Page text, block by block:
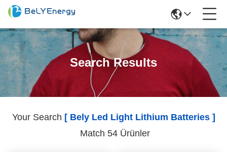
Search Results
Your Search [ Bely Led Light Lithium Batteries ]
Match 54 Ürünler